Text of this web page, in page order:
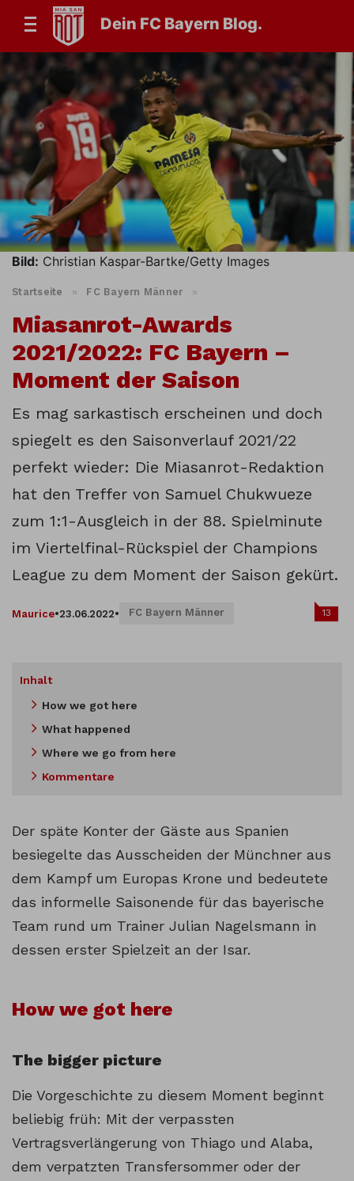
Dein FC Bayern Blog.
Bild: Christian Kaspar-Bartke/Getty Images
Startseite » FC Bayern Männer »
Miasanrot-Awards
2021/2022: FC Bayern –
Moment der Saison
Es mag sarkastisch erscheinen und doch
spiegelt es den Saisonverlauf 2021/22
perfekt wieder: Die Miasanrot-Redaktion
hat den Treffer von Samuel Chukwueze
zum 1:1-Ausgleich in der 88. Spielminute
im Viertelfinal-Rückspiel der Champions
League zu dem Moment der Saison gekürt.
Maurice•23.06.2022• FC Bayern Männer 13
Inhalt
How we got here
What happened
Where we go from here
Kommentare
Der späte Konter der Gäste aus Spanien
besiegelte das Ausscheiden der Münchner aus
dem Kampf um Europas Krone und bedeutete
das informelle Saisonende für das bayerische
Team rund um Trainer Julian Nagelsmann in
dessen erster Spielzeit an der Isar.
How we got here
The bigger picture
Die Vorgeschichte zu diesem Moment beginnt
beliebig früh: Mit der verpassten
Vertragsverlängerung von Thiago und Alaba,
dem verpatzten Transfersommer oder der